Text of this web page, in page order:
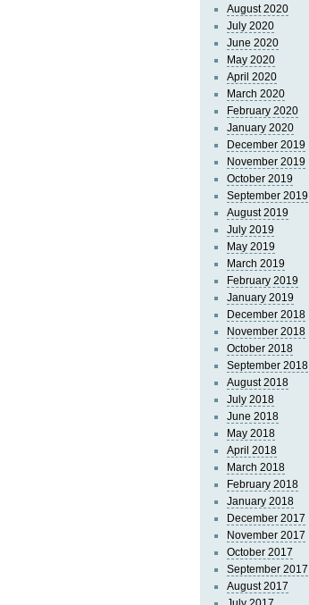
August 2020
July 2020
June 2020
May 2020
April 2020
March 2020
February 2020
January 2020
December 2019
November 2019
October 2019
September 2019
August 2019
July 2019
May 2019
March 2019
February 2019
January 2019
December 2018
November 2018
October 2018
September 2018
August 2018
July 2018
June 2018
May 2018
April 2018
March 2018
February 2018
January 2018
December 2017
November 2017
October 2017
September 2017
August 2017